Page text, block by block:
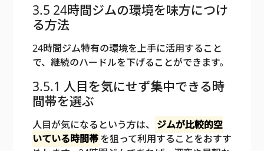
3.5 24時間ジムの環境を味方につけ
る方法
24時間ジム特有の環境を上手に活用すること
で、継続のハードルを下げることができます。
3.5.1 人目を気にせず集中できる時
間帯を選ぶ
人目が気になるという方は、
ジムが比較的空
いている時間帯を狙って利用することをおすす